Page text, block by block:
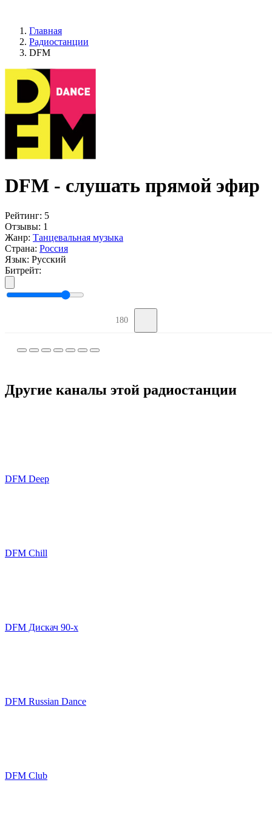
Главная
Радиостанции
DFM
DFM - слушать прямой эфир
Рейтинг: 5
Отзывы: 1
Жанр: Танцевальная музыка
Страна: Россия
Язык: Русский
Битрейт:
180
Другие каналы этой радиостанции
DFM Deep
DFM Chill
DFM Дискач 90-х
DFM Russian Dance
DFM Club